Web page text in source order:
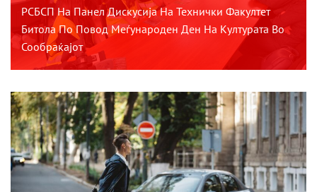
РСБСП На Панел Дискусија На Технички Факултет
Битола По Повод Меѓународен Ден На Културата Во
Сообраќајот